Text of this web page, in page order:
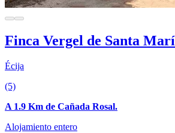
Finca Vergel de Santa
Écija
(5)
A 1.9 Km de Cañada Rosal.
Alojamiento entero